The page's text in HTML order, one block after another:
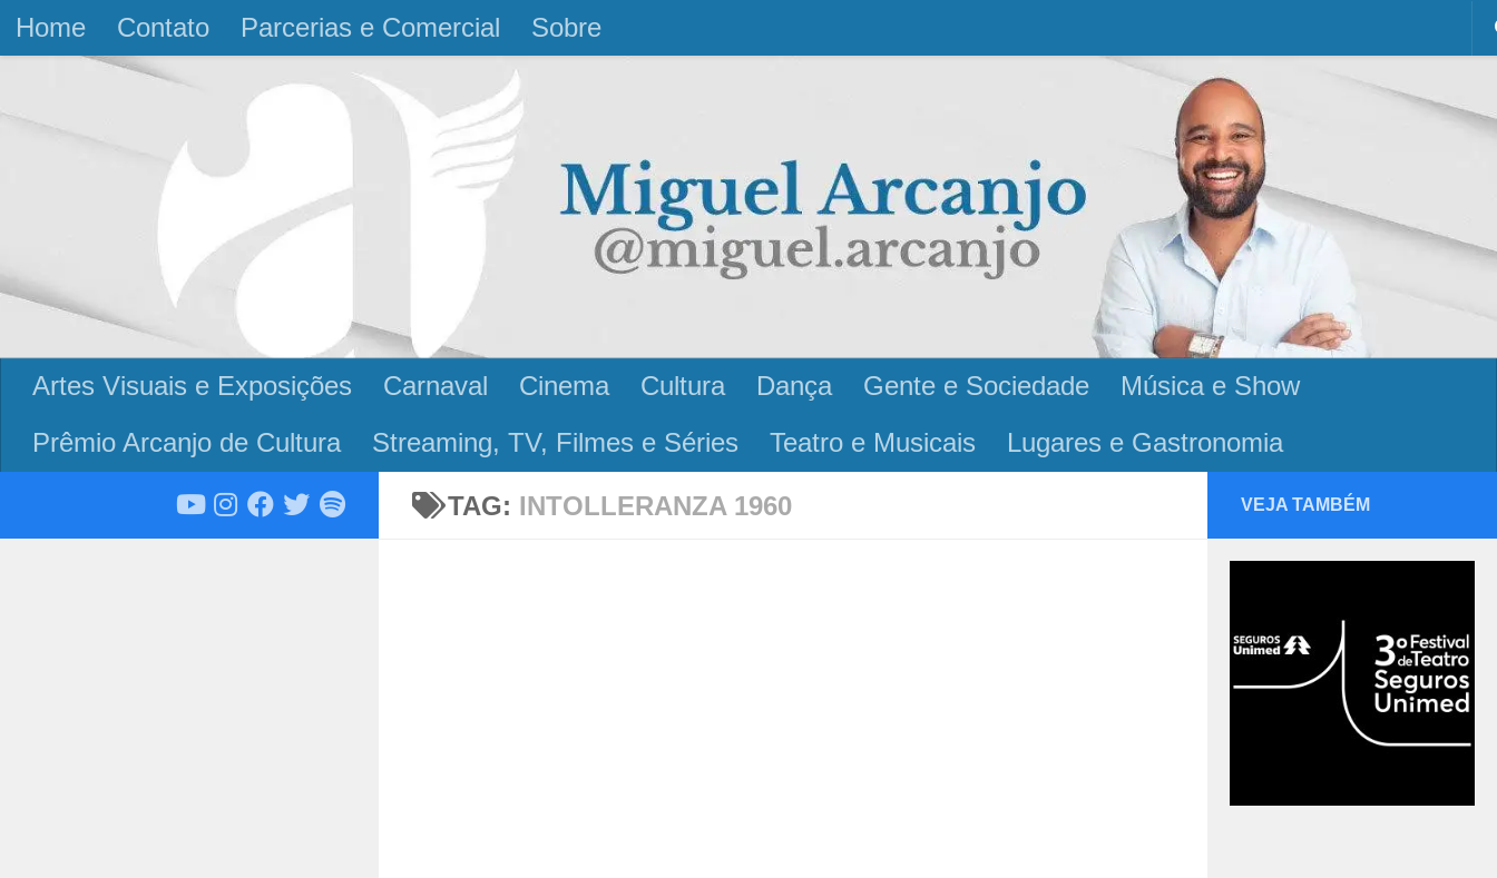
Skip to content
Home Contato Parcerias e Comercial Sobre
Artes Visuais e Exposições Carnaval Cinema Cultura Dança Gente e Sociedade
Música e Show
Prêmio Arcanjo de Cultura
Streaming, TV, Filmes e Séries Teatro e Musicais Lugares e Gastronomia
TAG: INTOLLERANZA 1960 VEJA TAMBÉM